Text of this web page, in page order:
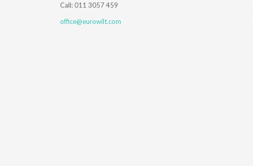
Call: 011 3057 459
office@eurowilt.com